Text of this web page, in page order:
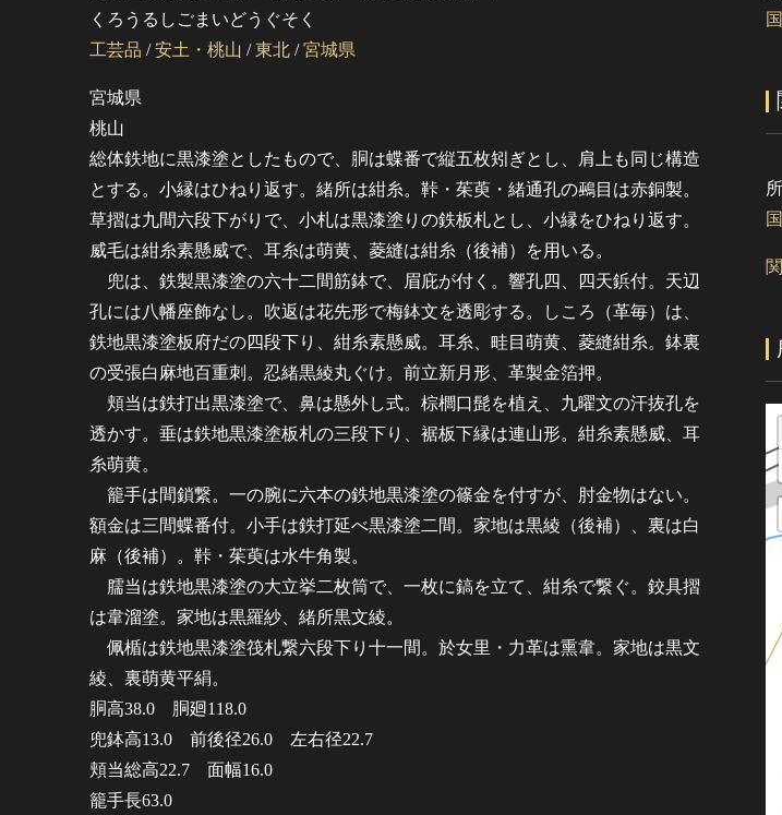
くろうるしごまいどうぐそく
工芸品 /安土・桃山 /東北 /宮城県
宮城県
桃山
総体鉄地に黒漆塗としたもので、胴は蝶番で縦五枚矧ぎとし、肩上も同じ構造
とする。小縁はひねり返す。緒所は紺糸。鞐・茱萸・緒通孔の鵐目は赤銅製。
草摺は九間六段下がりで、小札は黒漆塗りの鉄板札とし、小縁をひねり返す。
威毛は紺糸素懸威で、耳糸は萌黄、菱縫は紺糸（後補）を用いる。
兜は、鉄製黒漆塗の六十二間筋鉢で、眉庇が付く。響孔四、四天鋲付。天辺
孔には八幡座飾なし。吹返は花先形で梅鉢文を透彫する。しころ（革毎）は、
鉄地黒漆塗板府だの四段下り、紺糸素懸威。耳糸、畦目萌黄、菱縫紺糸。鉢裏
の受張白麻地百重刺。忍緒黒綾丸ぐけ。前立新月形、革製金箔押。
頬当は鉄打出黒漆塗で、鼻は懸外し式。棕櫚口髭を植え、九曜文の汗抜孔を
透かす。垂は鉄地黒漆塗板札の三段下り、裾板下縁は連山形。紺糸素懸威、耳
糸萌黄。
籠手は間鎖繋。一の腕に六本の鉄地黒漆塗の篠金を付すが、肘金物はない。
額金は三間蝶番付。小手は鉄打延べ黒漆塗二間。家地は黒綾（後補）、裏は白
麻（後補）。鞐・茱萸は水牛角製。
臑当は鉄地黒漆塗の大立挙二枚筒で、一枚に鎬を立て、紺糸で繋ぐ。鉸具摺
は韋溜塗。家地は黒羅紗、緒所黒文綾。
佩楯は鉄地黒漆塗筏札繋六段下り十一間。於女里・力革は熏韋。家地は黒文
綾、裏萌黄平絹。
胴高38.0 胴廻118.0
兜鉢高13.0 前後径26.0 左右径22.7
頬当総高22.7 面幅16.0
籠手長63.0